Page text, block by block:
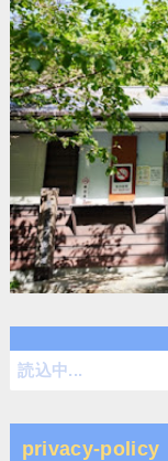
読込中...
privacy-policy